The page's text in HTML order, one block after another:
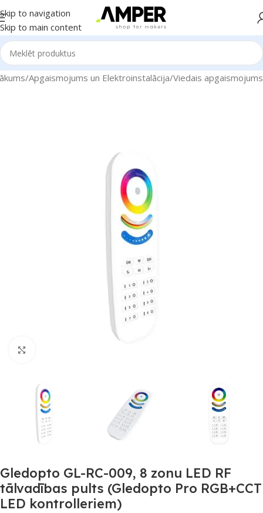
Skip to navigation
Skip to main content
/Apgaismojums un Elektroinstalācija/Viedais apgaismojums
Gledopto GL-RC-009, 8 zonu LED RF
tālvadības pults (Gledopto Pro RGB+CCT
LED kontrolleriem)